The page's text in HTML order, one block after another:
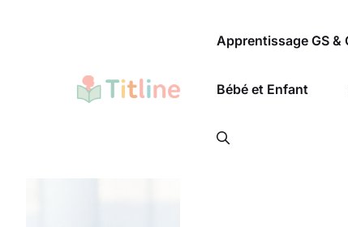
Apprentissage GS &
Bébé et Enfant